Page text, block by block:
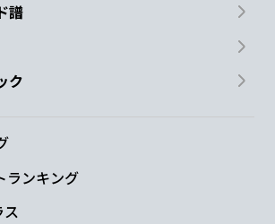
譜
ク
ランキング